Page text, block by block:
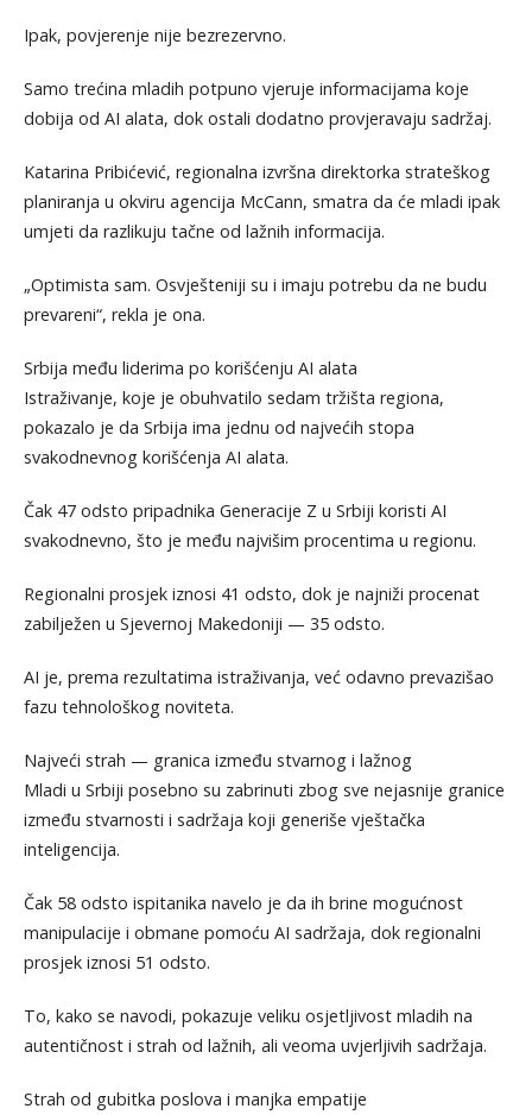
Ipak, povjerenje nije bezrezervno.
Samo trećina mladih potpuno vjeruje informacijama koje
dobija od AI alata, dok ostali dodatno provjeravaju sadržaj.
Katarina Pribićević, regionalna izvršna direktorka strateškog
planiranja u okviru agencija McCann, smatra da će mladi ipak
umjeti da razlikuju tačne od lažnih informacija.
„Optimista sam. Osvješteniji su i imaju potrebu da ne budu
prevareni“, rekla je ona.
Srbija među liderima po korišćenju AI alata
Istraživanje, koje je obuhvatilo sedam tržišta regiona,
pokazalo je da Srbija ima jednu od najvećih stopa
svakodnevnog korišćenja AI alata.
Čak 47 odsto pripadnika Generacije Z u Srbiji koristi AI
svakodnevno, što je među najvišim procentima u regionu.
Regionalni prosjek iznosi 41 odsto, dok je najniži procenat
zabilježen u Sjevernoj Makedoniji — 35 odsto.
AI je, prema rezultatima istraživanja, već odavno prevazišao
fazu tehnološkog noviteta.
Najveći strah — granica između stvarnog i lažnog
Mladi u Srbiji posebno su zabrinuti zbog sve nejasnije granice
između stvarnosti i sadržaja koji generiše vještačka
inteligencija.
Čak 58 odsto ispitanika navelo je da ih brine mogućnost
manipulacije i obmane pomoću AI sadržaja, dok regionalni
prosjek iznosi 51 odsto.
To, kako se navodi, pokazuje veliku osjetljivost mladih na
autentičnost i strah od lažnih, ali veoma uvjerljivih sadržaja.
Strah od gubitka poslova i manjka empatije